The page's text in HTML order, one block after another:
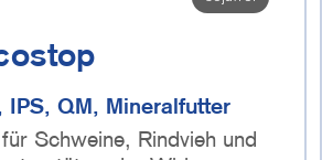
IPS, QM, Mineralfutter
Schweine, Rindvieh und